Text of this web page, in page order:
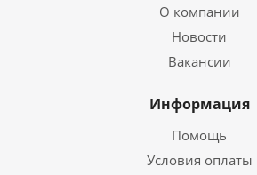
О компании
Новости
Вакансии
Информация
Помощь
Условия оплаты